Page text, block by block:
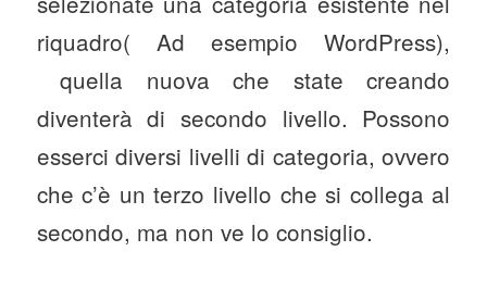
riquadro( Ad esempio WordPress),
quella nuova che state creando
diventerà di secondo livello. Possono
esserci diversi livelli di categoria, ovvero
che c’è un terzo livello che si collega al
secondo, ma non ve lo consiglio.